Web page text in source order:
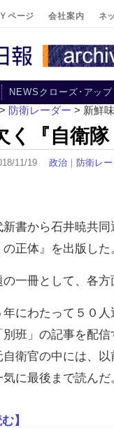
ページ 会社案内 ネ
NEWSクローズ･アップ
> 防衛レーダー > 新鮮
く『自衛隊
11/19 政治 ｜ 防衛レ
書から石井暁共
正体』を出版した
一冊として、各方
にわたって５０人
別班」の記事を配
自衛官の中には、
に最後まで読んだ
】